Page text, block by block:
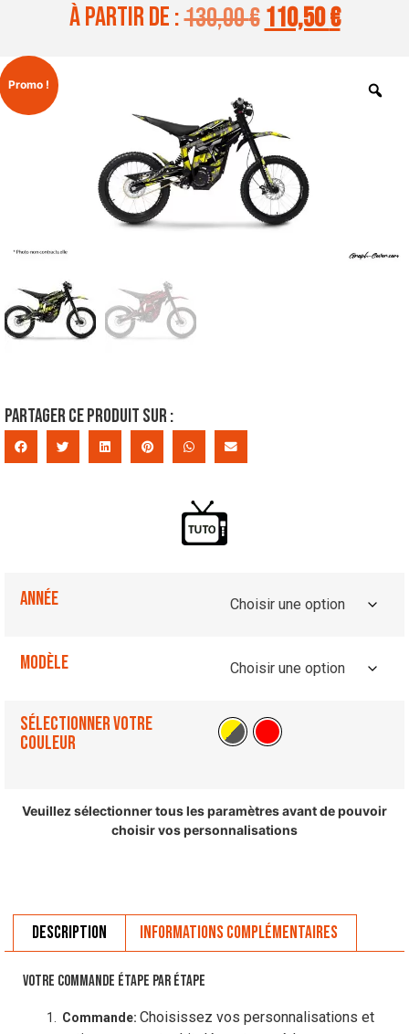
à partir de :130,00€ 110,50€
Promo !
Partager ce produit sur :
Année
Modèle
Sélectionner votre
couleur
Veuillez sélectionner tous les paramètres avant de pouvoir
choisir vos personnalisations
Description Informations complémentaires
VOTRE COMMANDE ÉTAPE PAR ÉTAPE
Commande: Choisissez vos personnalisations et